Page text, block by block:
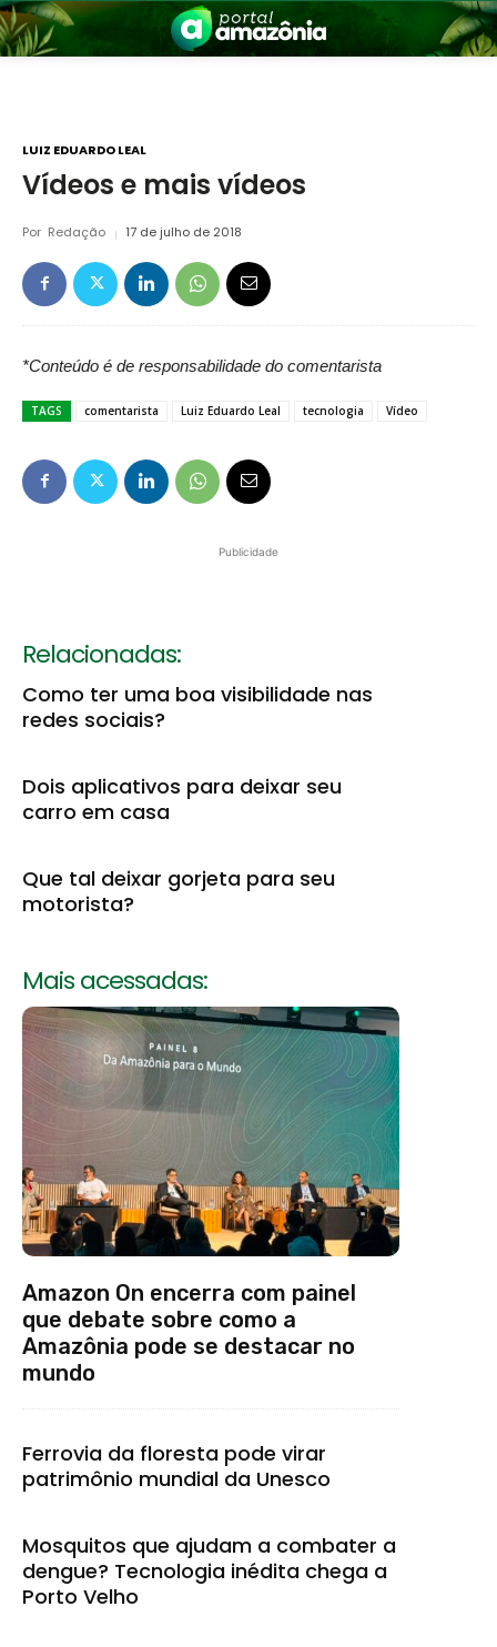
Amazônia
LUIZ EDUARDO LEAL
Vídeos e mais vídeos
Por Redação 17 de julho de 2018
*Conteúdo é de responsabilidade do comentarista
TAGS comentarista Luiz Eduardo Leal tecnologia Vídeo
Publicidade
Relacionadas:
Como ter uma boa visibilidade nas
redes sociais?
Dois aplicativos para deixar seu
carro em casa
Que tal deixar gorjeta para seu
motorista?
Mais acessadas:
Amazon On encerra com painel
que debate sobre como a
Amazônia pode se destacar no
mundo
Ferrovia da floresta pode virar
patrimônio mundial da Unesco
Mosquitos que ajudam a combater a
dengue? Tecnologia inédita chega a
Porto Velho